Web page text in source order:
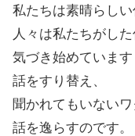
私たちは素晴らし
人々は私たちがし
気づき始めています
話をすり替え、
聞かれてもいない
話を逸らすのです。